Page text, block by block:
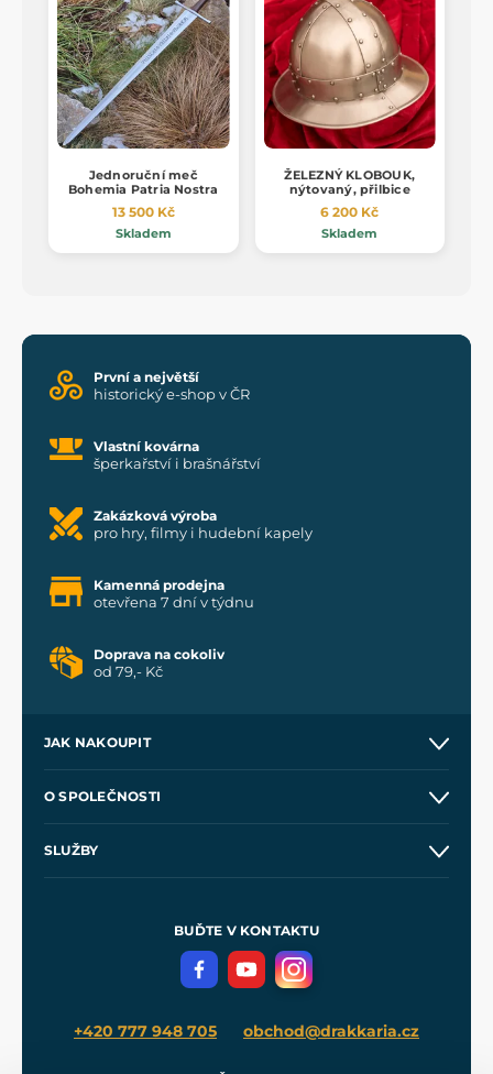
Jednoruční meč
Bohemia Patria Nostra
13 500 Kč
Skladem
ŽELEZNÝ KLOBOUK,
nýtovaný, přilbice
6 200 Kč
Skladem
První a největší
historický e-shop v ČR
Vlastní kovárna
šperkařství i brašnářství
Zakázková výroba
pro hry, filmy i hudební kapely
Kamenná prodejna
otevřena 7 dní v týdnu
Doprava na cokoliv
od 79,- Kč
JAK NAKOUPIT
Velkoobchod
O SPOLEČNOSTI
SLUŽBY
Meče pro Kingdom Come
BUĎTE V KONTAKTU
+420 777 948 705 obchod@drakkaria.cz